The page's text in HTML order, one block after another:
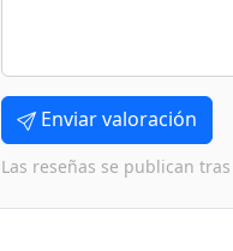
Enviar valoración
Las reseñas se publican